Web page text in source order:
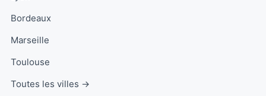
Bordeaux
Marseille
Toulouse
Toutes les villes →